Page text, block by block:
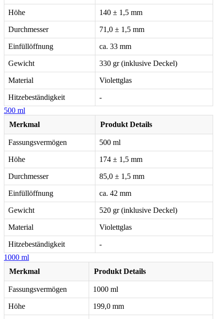
Höhe 140 ± 1,5 mm
Durchmesser 71,0 ± 1,5 mm
Einfüllöffnung ca. 33 mm
Gewicht 330 gr (inklusive Deckel)
Material Violettglas
Hitzebeständigkeit
-
500 ml
Merkmal
Produkt Details
Fassungsvermögen 500 ml
Höhe 174 ± 1,5 mm
Durchmesser 85,0 ± 1,5 mm
Einfüllöffnung ca. 42 mm
Gewicht 520 gr (inklusive Deckel)
Material Violettglas
Hitzebeständigkeit
-
1000 ml
Merkmal
Produkt Details
Fassungsvermögen 1000 ml
Höhe 199,0 mm